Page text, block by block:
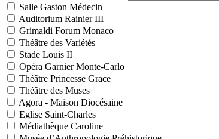
Salle Gaston Médecin
Auditorium Rainier III
Grimaldi Forum Monaco
Théâtre des Variétés
Stade Louis II
Opéra Garnier Monte-Carlo
Théâtre Princesse Grace
Théâtre des Muses
Agora - Maison Diocésaine
Eglise Saint-Charles
Médiathèque Caroline